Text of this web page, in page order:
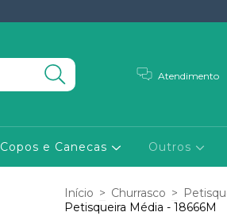
Atendimento
Copos e Canecas Outros
Início > Churrasco >
Petisqueira Média - 18666M